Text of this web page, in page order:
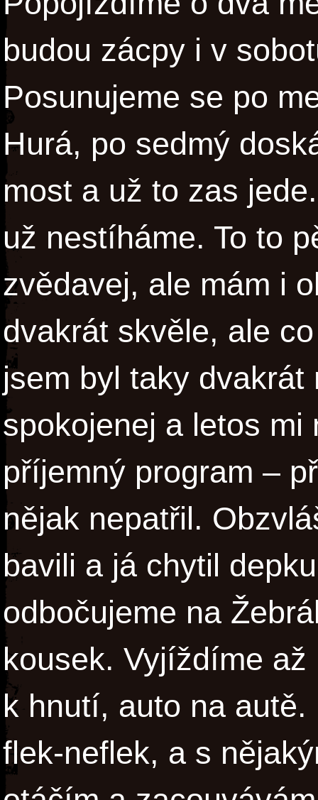
budou zácpy i v
Posunujeme se po
Hurá, po sedmý
most a už to zas
už nestíháme. To to
zvědavej, ale mám i
dvakrát skvěle, ale
jsem byl taky
spokojenej a letos mi
příjemný program –
nějak nepatřil.
bavili a já chytil
odbočujeme na
kousek. Vyjíždíme
k hnutí, auto na
flek-neflek, a s